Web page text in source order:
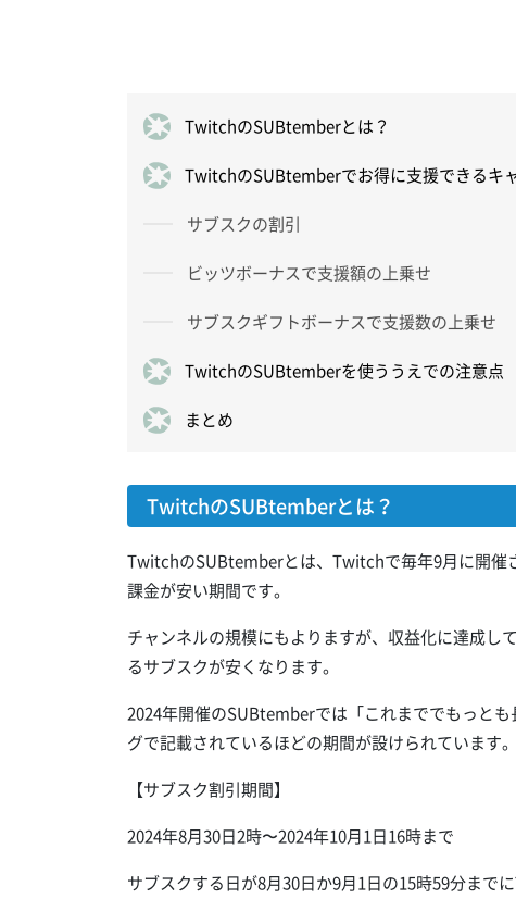
TwitchのSUBtemberとは？
TwitchのSUBtemberでお得に支援できるキ
サブスクの割引
ビッツボーナスで支援額の上乗せ
サブスクギフトボーナスで支援数の上乗せ
TwitchのSUBtemberを使ううえでの注意点
まとめ
TwitchのSUBtemberとは？
TwitchのSUBtemberとは、Twitchで毎年9月に開催
課金が安い期間です。
チャンネルの規模にもよりますが、収益化に達成し
るサブスクが安くなります。
2024年開催のSUBtemberでは「これまででもっと
グで記載されているほどの期間が設けられています。
【サブスク割引期間】
2024年8月30日2時〜2024年10月1日16時まで
サブスクする日が8月30日か9月1日の15時59分ま